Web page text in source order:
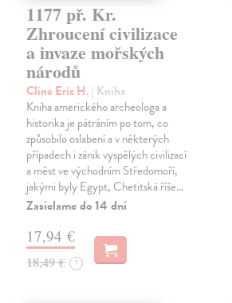
1177 př. Kr.
Zhroucení civilizace
a invaze mořských
národů
Cline Eric H. | Kniha
Kniha amerického archeologa a
historika je pátráním po tom, co
způsobilo oslabení a v některých
případech i zánik vyspělých civilizací
a měst ve východním Středomoří,
jakými byly Egypt, Chetitská říše…
Zasielame do 14 dní
17,94 €
18,49 € ?